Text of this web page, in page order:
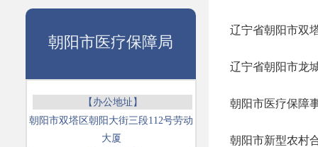
朝阳市医疗保障局
【办公地址】
朝阳市双塔区朝阳大街三段112号劳动
大厦
辽宁省朝阳市双
辽宁省朝阳市龙
朝阳市医疗保障
朝阳市新型农村